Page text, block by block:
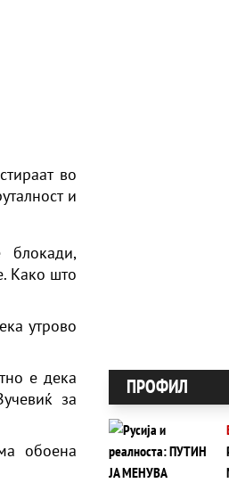
во
и
блокади,
Како што
утрово
е дека
за
обоена
ПРОФИЛ